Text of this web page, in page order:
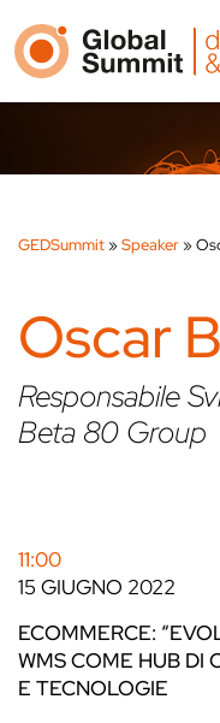
GEDSummit»Speaker»
Oscar
Responsabile
Beta 80 Group
11:00
15 GIUGNO 2022
ECOMMERCE:
WMS COME HUB DI
E TECNOLOGIE